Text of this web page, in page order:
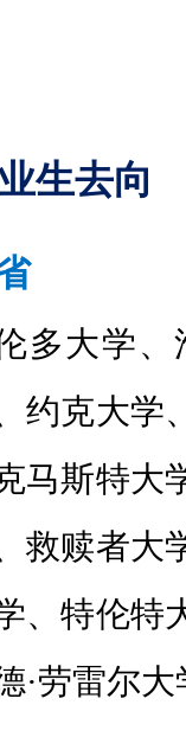
生去向
多大学、
约克大学
马斯特大
救赎者大
、特伦特
·劳雷尔大